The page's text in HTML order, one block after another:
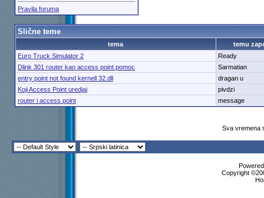
Pravila foruma
Slične teme
tema
temu
Euro Truck Simulator 2
Ready
Dlink 301 router kao access point pomoc
Sarmatian
entry point not found kernell 32.dll
dragan u
Koji Access Point uredjaj
pivdzi
router i access point
message
Sva vremena
Copyright